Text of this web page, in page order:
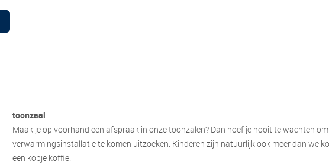
toonzaal
Maak je op voorhand een afspraak in onze toonzalen? Dan hoef je nooit te wachten
verwarmingsinstallatie te komen uitzoeken. Kinderen zijn natuurlijk ook meer dan
een kopje koffie.